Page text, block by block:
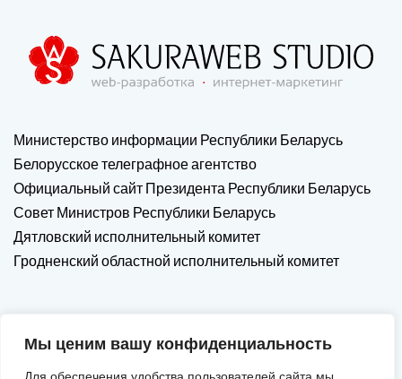
Мы ценим вашу конфиденциальность
Для обеспечения удобства пользователей сайта мы
Министерство информации Республики Беларусь
Белорусское телеграфное агентство
Официальный сайт Президента Республики Беларусь
Совет Министров Республики Беларусь
Дятловский исполнительный комитет
Гродненский областной исполнительный комитет